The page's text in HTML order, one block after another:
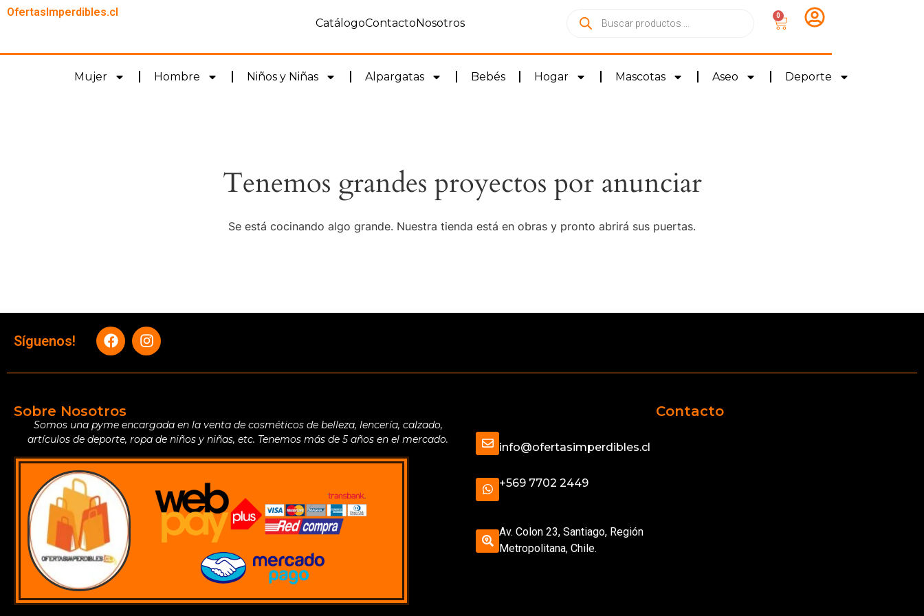
OfertasImperdibles.cl
CatálogoContactoNosotros
0
Mujer Hombre Niños y Niñas Alpargatas Bebés Hogar Mascotas Aseo Deporte
Tenemos grandes proyectos por anunciar
Se está cocinando algo grande. Nuestra tienda está en obras y pronto abrirá sus puertas.
Síguenos!
Sobre Nosotros
Somos una pyme encargada en la venta de cosméticos de belleza, lencería, calzado,
artículos de deporte, ropa de niños y niñas, etc. Tenemos más de 5 años en el mercado.
Contacto
info@ofertasimperdibles.cl
+569 7702 2449
Av. Colon 23, Santiago, Región
Metropolitana, Chile.